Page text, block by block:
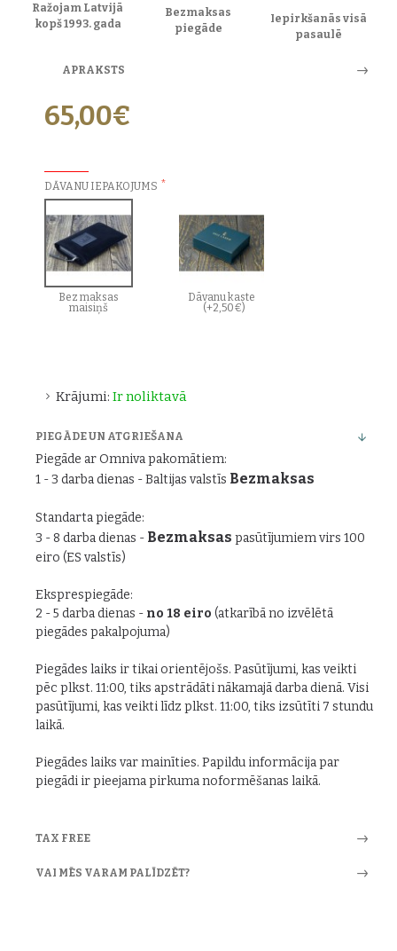
Ražojam Latvijā
kopš 1993. gada
Bezmaksas
piegāde
Iepirkšanās visā
pasaulē
APRAKSTS
Krājumi: Ir noliktavā
65,00€
DĀVANU IEPAKOJUMS
Bez maksas
maisiņš
Dāvanu kaste
(+2,50€)
PIEGĀDE UN ATGRIEŠANA
Piegāde ar Omniva pakomātiem:
1 - 3 darba dienas - Baltijas valstīs Bezmaksas
Standarta piegāde:
3 - 8 darba dienas - Bezmaksas pasūtījumiem virs 100
eiro (ES valstīs)
Eksprespiegāde:
2 - 5 darba dienas - no 18 eiro (atkarībā no izvēlētā
piegādes pakalpojuma)
Piegādes laiks ir tikai orientējošs. Pasūtījumi, kas veikti
pēc plkst. 11:00, tiks apstrādāti nākamajā darba dienā. Visi
pasūtījumi, kas veikti līdz plkst. 11:00, tiks izsūtīti 7 stundu
laikā.
Piegādes laiks var mainīties. Papildu informācija par
piegādi ir pieejama pirkuma noformēšanas laikā.
TAX FREE
VAI MĒS VARAM PALĪDZĒT?